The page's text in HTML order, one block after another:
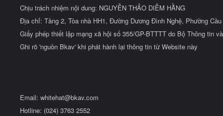
Chịu trách nhiệm nội dung: NGUYỄN THẢO DIỄM HẰNG
Địa chỉ: Tầng 2, Tòa nhà HH1, Đường Dương Đình Nghệ, Phường
Giấy phép thiết lập mạng xã hội số 355/GP-BTTTT do Bộ Thông tin
Ghi rõ 'nguồn Bkav' khi phát hành lại thông tin từ Website này
Email: whitehat@bkav.com
Hotline: (024) 3763 2552